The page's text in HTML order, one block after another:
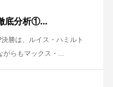
底分析①...
勝は、ルイス・ハミルト
らもマックス・...